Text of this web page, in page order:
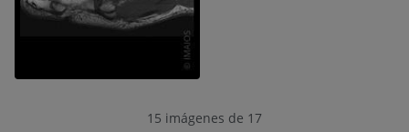
15 imágenes de 17